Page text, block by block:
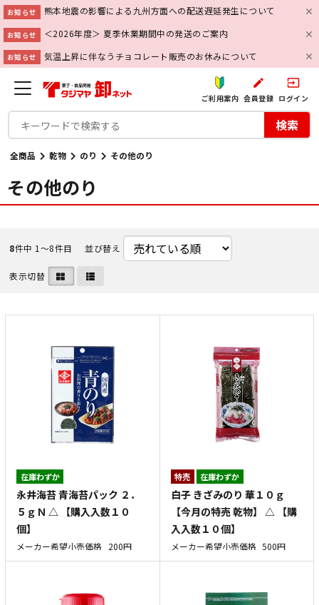
お知らせ 熊本地震の影響による九州方面への配送遅延発生について
お知らせ ＜2026年度＞ 夏季休業期間中の発送のご案内
お知らせ 気温上昇に伴なうチョコレート販売のお休みについて
ご利用案内
create
会員登録
input
ログイン
検索
全商品 乾物 のり その他のり
その他のり
8件中 1〜8件目 並び替え
表示切替
在庫わずか
永井海苔 青海苔パック ２．
５ｇＮ △ 【購入入数１０
個】
メーカー希望小売価格 200円
特売 在庫わずか
白子 きざみのり 華１０ｇ
【今月の特売 乾物】 △ 【購
入入数１０個】
メーカー希望小売価格 500円